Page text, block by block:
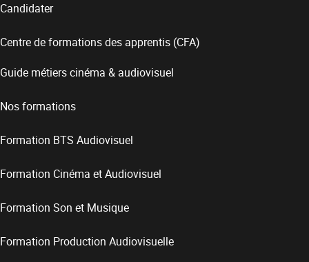
Candidater
Centre de formations des apprentis (CFA)
Guide métiers cinéma & audiovisuel
Nos formations
Formation BTS Audiovisuel
Formation Cinéma et Audiovisuel
Formation Son et Musique
Formation Production Audiovisuelle